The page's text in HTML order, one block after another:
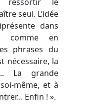
seul. L’idée
dans
comme en
phrases du
nécessaire, la
La grande
même, et à
Enfin ! ».